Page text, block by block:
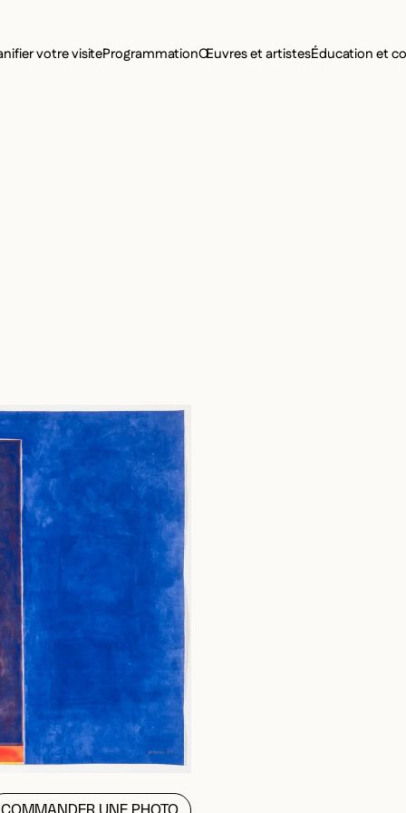
votre visiteProgrammationŒuvres et artistesÉducation et